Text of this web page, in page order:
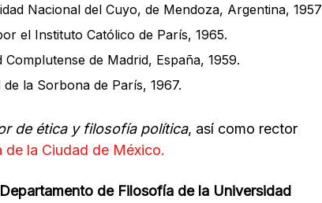
Nacional del Cuyo, de Mendoza, Argentina, 1957
el Instituto Católico de París, 1965.
de Madrid, España, 1959.
la Sorbona de París, 1967.
de ética y filosofía política, así como rector
la Ciudad de México.
de Filosofía de la Universidad